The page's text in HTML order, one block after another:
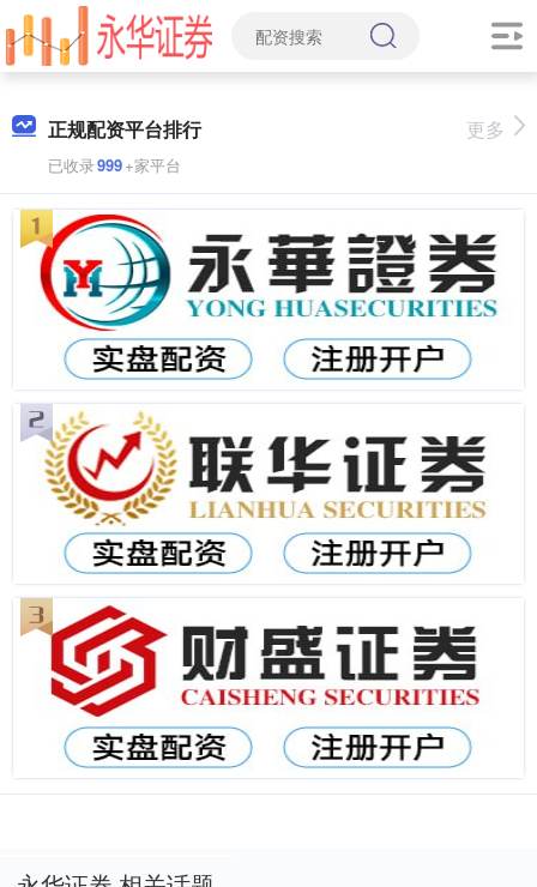
正规配资平台排行
已收录999+家平台
更多